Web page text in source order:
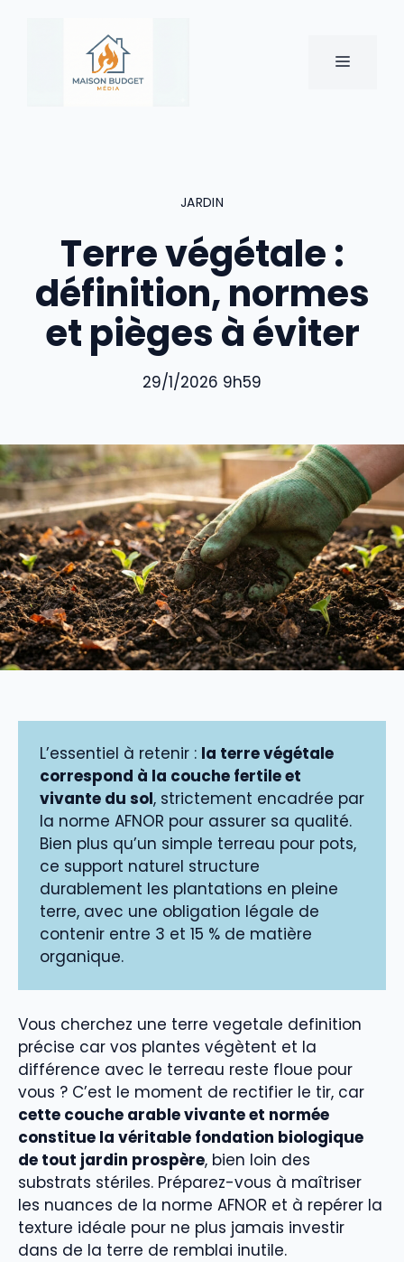
MENU
JARDIN
Terre végétale :
définition, normes
et pièges à éviter
29/1/2026 9h59
L’essentiel à retenir : la terre végétale
correspond à la couche fertile et
vivante du sol, strictement encadrée par
la norme AFNOR pour assurer sa qualité.
Bien plus qu’un simple terreau pour pots,
ce support naturel structure
durablement les plantations en pleine
terre, avec une obligation légale de
contenir entre 3 et 15 % de matière
organique.
Vous cherchez une terre vegetale definition
précise car vos plantes végètent et la
différence avec le terreau reste floue pour
vous ? C’est le moment de rectifier le tir, car
cette couche arable vivante et normée
constitue la véritable fondation biologique
de tout jardin prospère, bien loin des
substrats stériles. Préparez-vous à maîtriser
les nuances de la norme AFNOR et à repérer la
texture idéale pour ne plus jamais investir
dans de la terre de remblai inutile.